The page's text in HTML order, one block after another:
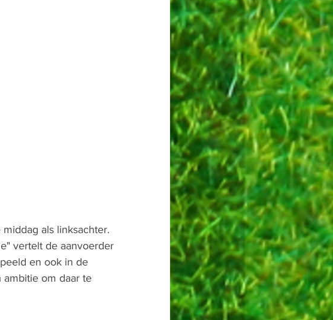
als linksachter.
vertelt de aanvoerder
en ook in de
om daar te